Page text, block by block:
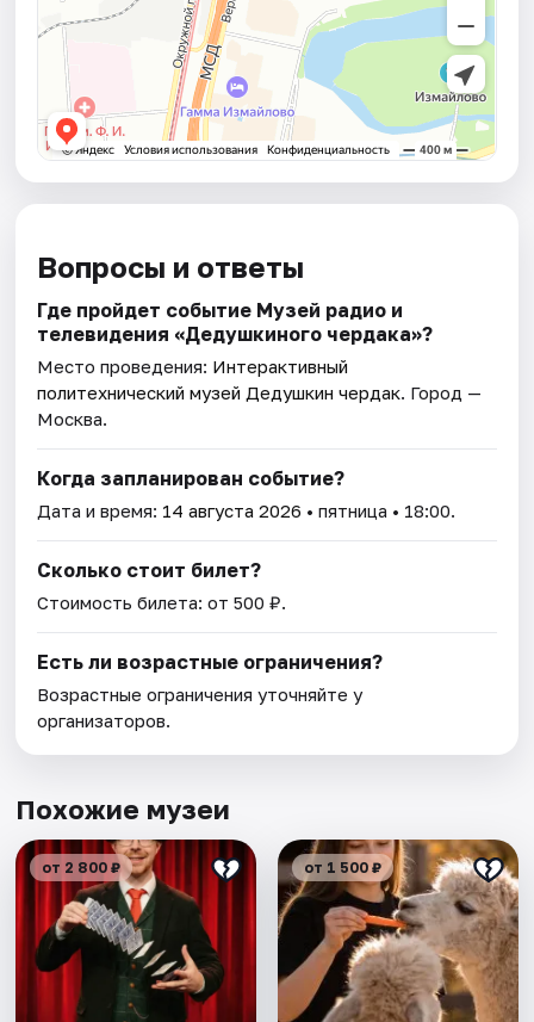
Вопросы и ответы
Где пройдет событие Музей радио и
телевидения «Дедушкиного чердака»?
Место проведения: Интерактивный
политехнический музей Дедушкин чердак. Город —
Москва.
Когда запланирован событие?
Дата и время: 14 августа 2026 • пятница • 18:00.
Сколько стоит билет?
Стоимость билета: от 500 ₽.
Есть ли возрастные ограничения?
Возрастные ограничения уточняйте у
организаторов.
Похожие музеи
от 2 800 ₽ от 1 500 ₽